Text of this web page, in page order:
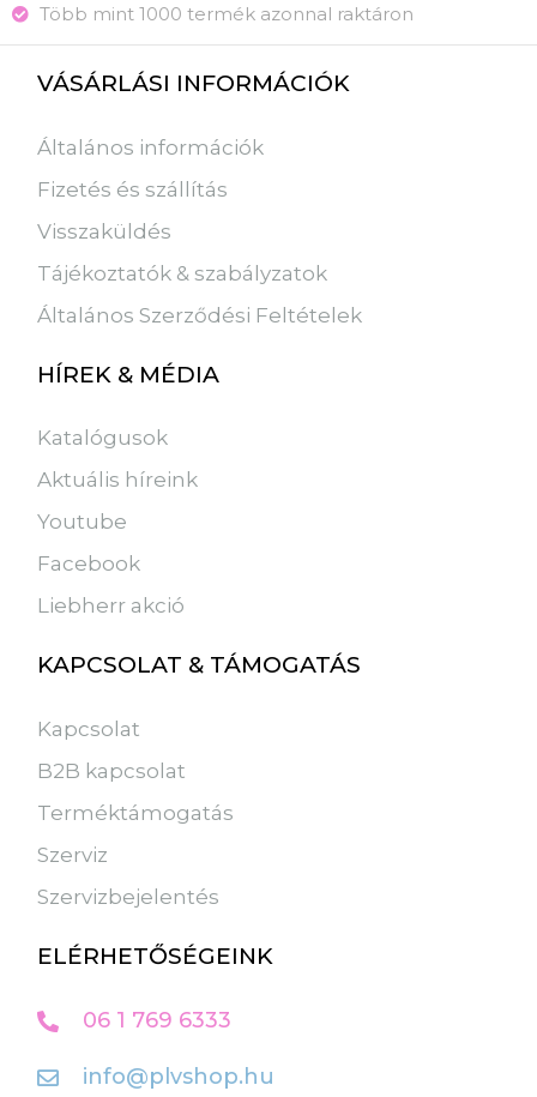
Több mint 1000 termék azonnal raktáron
VÁSÁRLÁSI INFORMÁCIÓK
Általános információk
Fizetés és szállítás
Visszaküldés
Tájékoztatók & szabályzatok
Általános Szerződési Feltételek
HÍREK & MÉDIA
Katalógusok
Aktuális híreink
Youtube
Facebook
Liebherr akció
KAPCSOLAT & TÁMOGATÁS
Kapcsolat
B2B kapcsolat
Terméktámogatás
Szerviz
Szervizbejelentés
ELÉRHETŐSÉGEINK
06 1 769 6333
info@plvshop.hu